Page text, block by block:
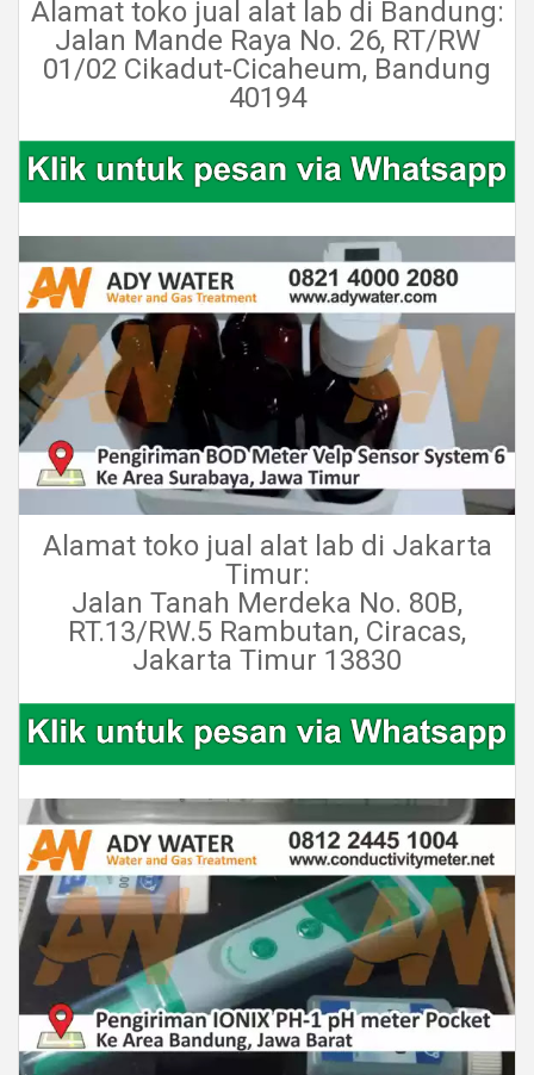
Alamat toko jual alat lab di Bandung:
Jalan Mande Raya No. 26, RT/RW
01/02 Cikadut-Cicaheum, Bandung
40194
Alamat toko jual alat lab di Jakarta
Timur:
Jalan Tanah Merdeka No. 80B,
RT.13/RW.5 Rambutan, Ciracas,
Jakarta Timur 13830